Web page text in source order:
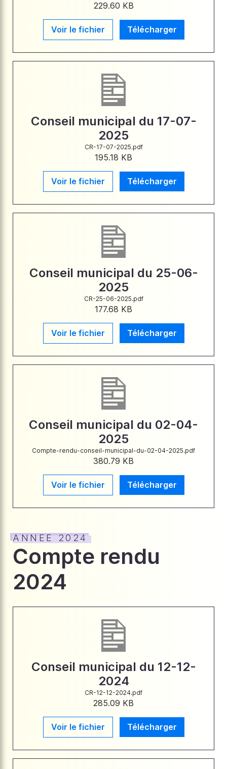
229.60 KB
Voir le fichier Télécharger
Conseil municipal du 17-07-
2025
CR-17-07-2025.pdf
195.18 KB
Voir le fichier Télécharger
Conseil municipal du 25-06-
2025
CR-25-06-2025.pdf
177.68 KB
Voir le fichier Télécharger
Conseil municipal du 02-04-
2025
Compte-rendu-conseil-municipal-du-02-04-2025.pdf
380.79 KB
Voir le fichier Télécharger
ANNEE 2024
Compte rendu
2024
Conseil municipal du 12-12-
2024
CR-12-12-2024.pdf
285.09 KB
Voir le fichier Télécharger